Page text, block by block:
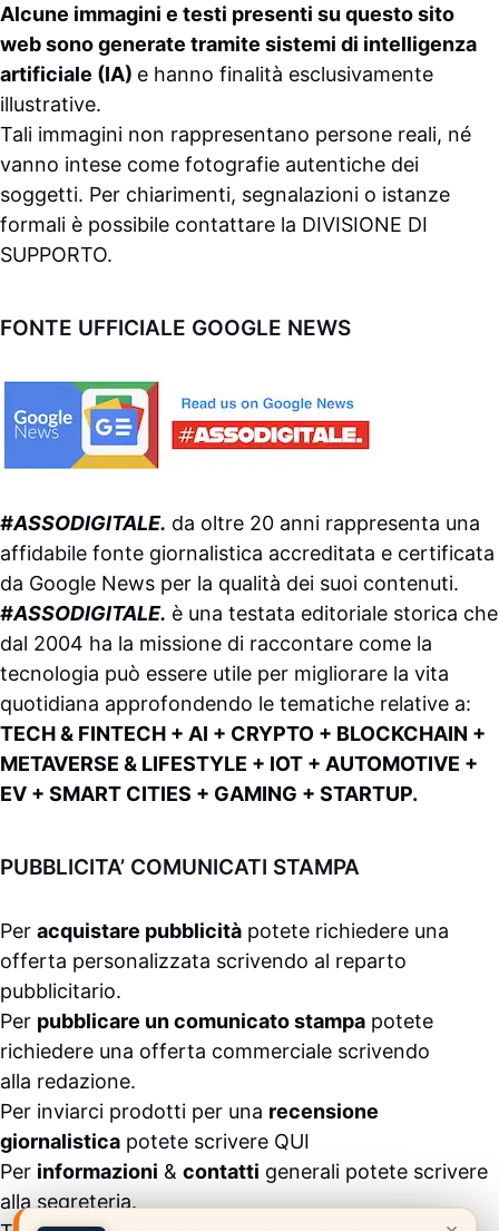
Alcune immagini e testi presenti su questo sito
web sono generate tramite sistemi di intelligenza
artificiale (IA) e hanno finalità esclusivamente
illustrative.
Tali immagini non rappresentano persone reali, né
vanno intese come fotografie autentiche dei
soggetti. Per chiarimenti, segnalazioni o istanze
formali è possibile contattare la DIVISIONE DI
SUPPORTO.
FONTE UFFICIALE GOOGLE NEWS
#ASSODIGITALE. da oltre 20 anni rappresenta una
affidabile fonte giornalistica accreditata e certificata
da Google News per la qualità dei suoi contenuti.
#ASSODIGITALE. è una testata editoriale storica che
dal 2004 ha la missione di raccontare come la
tecnologia può essere utile per migliorare la vita
quotidiana approfondendo le tematiche relative a:
TECH & FINTECH + AI + CRYPTO + BLOCKCHAIN +
METAVERSE & LIFESTYLE + IOT + AUTOMOTIVE +
EV + SMART CITIES + GAMING + STARTUP.
PUBBLICITA’ COMUNICATI STAMPA
Per acquistare pubblicità potete richiedere una
offerta personalizzata scrivendo al reparto
pubblicitario.
Per pubblicare un comunicato stampa potete
richiedere una offerta commerciale scrivendo
alla redazione.
Per inviarci prodotti per una recensione
giornalistica potete scrivere QUI
Per informazioni & contatti generali potete scrivere
alla segreteria.